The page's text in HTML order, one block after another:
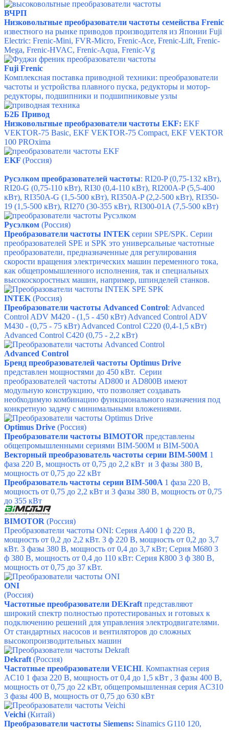
ВЧРП
Низковольтные преобразователи частоты семейства Frenic
известного на рынке приводов производителя из Японии Fuji
Electric: Frenic-Mini, FVR-Micro, Frenic-Ace, Frenic-Lift, Frenic-
Mega, Frenic-HVAC, Frenic-Aqua, Frenic-Vg
Fuji Frenic
Комплексная поставка приводной техники: преобразователи
частоты и устройства плавного пуска, редукторы и мотор-
редукторы, подшипники и подшипниковые узлы
Б2Б Привод
Низковольтные преобразователи частоты EKF: EKF
VEKTOR-75 Basic, EKF VEKTOR-75 Compact, EKF VEKTOR
100 PROxima
EKF (Россия)
Русэлком преобразователей частоты: RI20-P (0,75-132 кВт),
RI20-G (0,75-110 кВт), RI30 (0,4-110 кВт), RI200A-P (5,5-400
кВт), RI350A-G (1,5-500 кВт), RI350A-P (2,2-500 кВт), RI350-
19 (1,5-500 кВт), RI270 (30-355 кВт), RI300-01A (7,5-500 кВт)
Русэлком (Россия)
Преобразователи частоты INTEKсерии SPE/SPK. Серии
преобразователей SPE и SPK это универсальные частотные
преобразователи, предназначенные для регулирования
скорости вращения электрических машин переменного тока,
как общепромышленного исполнения, так и специальных
высокоскоростных машин, например, шпинделей станков.
INTEK(Россия)
Преобразователи частоты Advanced Control: Advanced
Control ADV M420 - (1,5 - 450 кВт) Advanced Control ADV
M430 - (0,75 - 75 кВт) Advanced Control C220 (0,4-1,5 кВт)
Advanced Control C420 (0,75 - 2,2 кВт)
Advanced Control
Бренд преобразователей частоты Optimus Drive
представлен мощностями до 450 кВт. Серии
преобразователей частоты AD800 и AD800B имеют
модульную конструкцию, что позволяет создавать
необходимую комбинацию функционального назначения под
конкретную задачу с минимальными вложениями.
Optimus Drive (Россия)
Преобразователи частоты BIMOTOR представлены
общепромышленными сериями BIM-500М и BIM-500A
Векторный преобразователь частоты серии BIM-500M 1
фаза 220 В, мощность от 0,75 до 2,2 кВт и 3 фазы 380 В,
мощность от 0,75 до 22 кВт
Преобразователь частоты серии BIM-500A 1 фаза 220 В,
мощность от 0,75 до 2,2 кВт и 3 фазы 380 В, мощность от 0,75
до 355 кВт
BIMOTOR (Россия)
Преобразователи частоты ONI: Серия А400 1 ф 220 В,
мощность от 0,2 до 2,2 кВт. 3 ф 220 В, мощность от 0,2 до 3,7
кВт. 3 фазы 380 В, мощность от 0,4 до 3,7 кВт; Серия М680 3
ф 380 В, мощность от 0,4 до 110 кВт: Серия К800 3 ф 380 В,
мощность от 0,75 до 37 кВт.
ONI
(Россия)
Частотные преобразователи DEKraftпредставляют
широкий спектр полностью протестированых и готовых к
подключению решений для управления электродвигателями.
От стандартных насосов и вентиляторов до сложных
высокопроизводительных машин
Dekraft(Россия)
Частотные преобразователи VEICHI. Компактная серия
AC10 1 фаза 220 В, мощность от 0,4 до 1,5 кВт , 3 фазы 400 В,
мощность от 0,75 до 22 кВт, общепромышленная серия AC310
3 фазы 400 В, мощность от 0,75 до 630 кВт
Veichi(Китай)
Преобразователи частоты Siemens: Sinamics G110 120,